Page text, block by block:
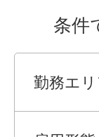
条件
勤務エ